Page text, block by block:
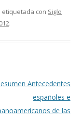
etiquetada con Siglo
.
Antecedentes
españoles e
de las